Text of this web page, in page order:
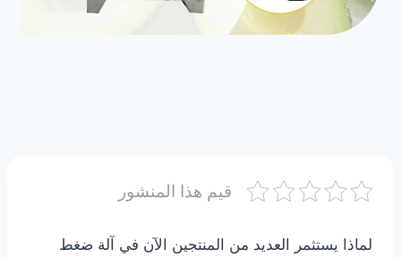
قيم هذا المنشور
لماذا يستثمر العديد من المنتجين الآن في آلة ضغط